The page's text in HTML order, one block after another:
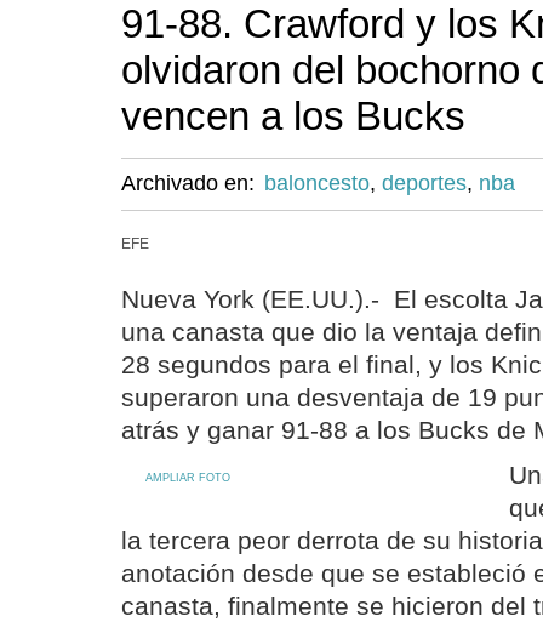
91-88. Crawford y los
olvidaron del bochorno
vencen a los Bucks
Archivado en: baloncesto, deportes, nba
EFE
Nueva York (EE.UU.).- El escolta
una canasta que dio la ventaja
28 segundos para el final, y los
superaron una desventaja de 19
atrás y ganar 91-88 a los Bucks de
AMPLIAR FOTO
la tercera peor derrota de su
anotación desde que se estableció
canasta, finalmente se hicieron del